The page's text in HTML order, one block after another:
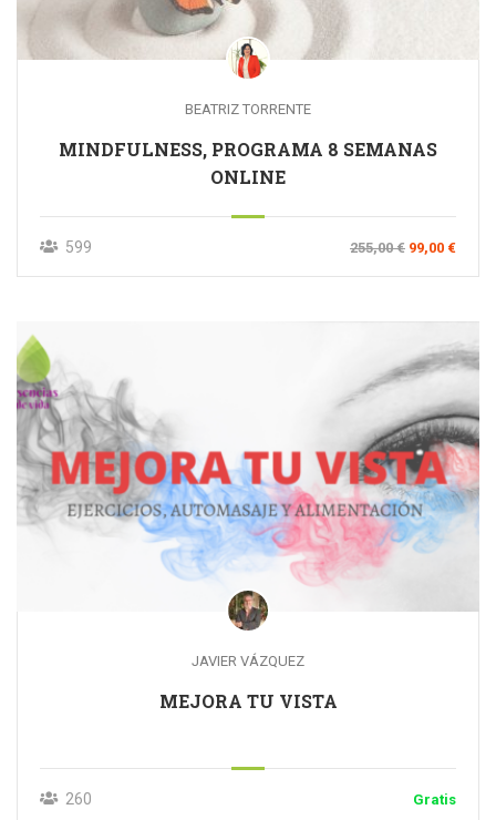
BEATRIZ TORRENTE
MINDFULNESS, PROGRAMA 8 SEMANAS
ONLINE
599 255,00 € 99,00 €
JAVIER VÁZQUEZ
MEJORA TU VISTA
260 Gratis